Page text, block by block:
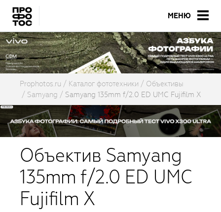
МЕНЮ
Prophotos.ru Каталог фототехники
Объективы
Samyang
Samyang 135mm f/2.0 ED UMC Fujifilm X
Объектив Samyang
135mm f/2.0 ED UMC
Fujifilm X